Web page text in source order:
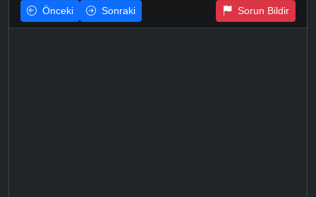
Önceki Sonraki Sorun Bildir